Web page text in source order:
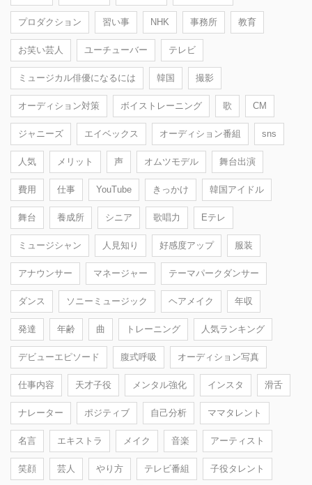
プロダクション 習い事 NHK 事務所 教育
お笑い芸人 ユーチューバー テレビ
ミュージカル俳優になるには 韓国 撮影
オーディション対策 ボイストレーニング 歌 CM
ジャニーズ エイベックス オーディション番組 sns
人気 メリット 声 オムツモデル 舞台出演
費用 仕事 YouTube きっかけ 韓国アイドル
舞台 養成所 シニア 歌唱力 Eテレ
ミュージシャン 人見知り 好感度アップ 服装
アナウンサー マネージャー テーマパークダンサー
ダンス ソニーミュージック ヘアメイク 年収
発達 年齢 曲 トレーニング 人気ランキング
デビューエピソード 腹式呼吸 オーディション写真
仕事内容 天才子役 メンタル強化 インスタ 滑舌
ナレーター ポジティブ 自己分析 ママタレント
名言 エキストラ メイク 音楽 アーティスト
笑顔 芸人 やり方 テレビ番組 子役タレント